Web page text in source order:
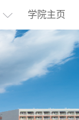
学院主页